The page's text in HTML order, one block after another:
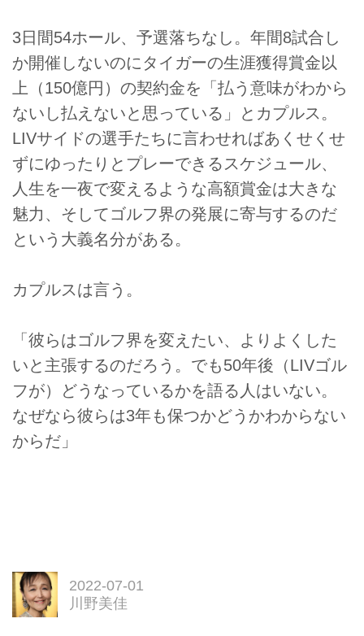
3日間54ホール、予選落ちなし。年間8試合し
か開催しないのにタイガーの生涯獲得賞金以
上（150億円）の契約金を「払う意味がわから
ないし払えないと思っている」とカプルス。
LIVサイドの選手たちに言わせればあくせくせ
ずにゆったりとプレーできるスケジュール、
人生を一夜で変えるような高額賞金は大きな
魅力、そしてゴルフ界の発展に寄与するのだ
という大義名分がある。
カプルスは言う。
「彼らはゴルフ界を変えたい、よりよくした
いと主張するのだろう。でも50年後（LIVゴル
フが）どうなっているかを語る人はいない。
なぜなら彼らは3年も保つかどうかわからない
からだ」
2022-07-01
川野美佳